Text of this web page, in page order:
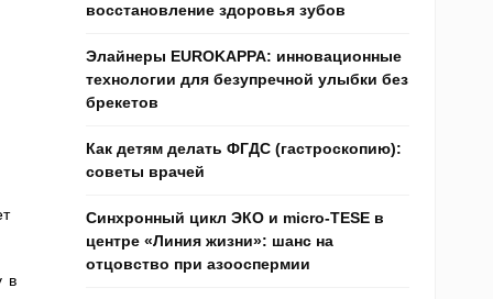
в
восстановление здоровья зубов
Элайнеры EUROKAPPA: инновационные
технологии для безупречной улыбки без
брекетов
Как детям делать ФГДС (гастроскопию):
советы врачей
Синхронный цикл ЭКО и micro-TESE в
центре «Линия жизни»: шанс на
отцовство при азооспермии